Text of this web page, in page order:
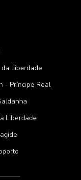
Liberdade
- Príncipe Real
Liberdade